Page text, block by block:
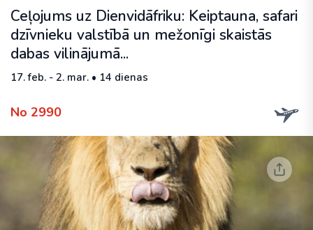
Ceļojums uz Dienvidāfriku: Keiptauna, safari
dzīvnieku valstībā un mežonīgi skaistās
dabas vilinājumā...
17. feb. - 2. mar. • 14 dienas
No 2990